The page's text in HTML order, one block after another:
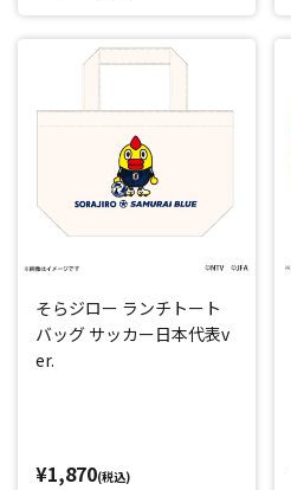
そらジロー ランチトート
バッグ サッカー日本代表v
er.
¥1,870(税込)